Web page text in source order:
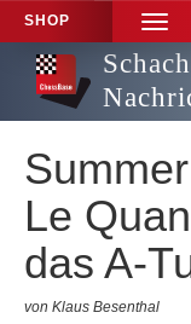
SHOP
Schach
Le
das A-
von Klaus Besenthal